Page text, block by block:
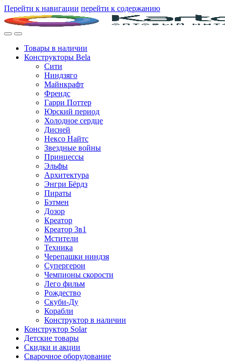
Перейти к навигации перейти к содержанию
Товары в наличии
Конструкторы Bela
Сити
Ниндзяго
Майнкрафт
Френдс
Гарри Поттер
Юрский период
Холодное сердце
Дисней
Нексо Найтс
Звездные войны
Принцессы
Эльфы
Архитектура
Энгри Бёрдз
Пираты
Бэтмен
Дозор
Креатор
Креатор 3в1
Мстители
Техника
Черепашки ниндзя
Супергерои
Чемпионы скорости
Лего фильм
Рождество
Скуби-Ду
Корабли
Конструктор в наличии
Конструктор Solar
Детские товары
Скидки и акции
Сварочное оборудование